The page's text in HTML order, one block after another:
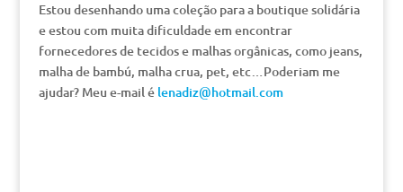
Estou desenhando uma coleção para a boutique solidária
e estou com muita dificuldade em encontrar
fornecedores de tecidos e malhas orgânicas, como jeans,
malha de bambú, malha crua, pet, etc…Poderiam me
ajudar? Meu e-mail é lenadiz@hotmail.com